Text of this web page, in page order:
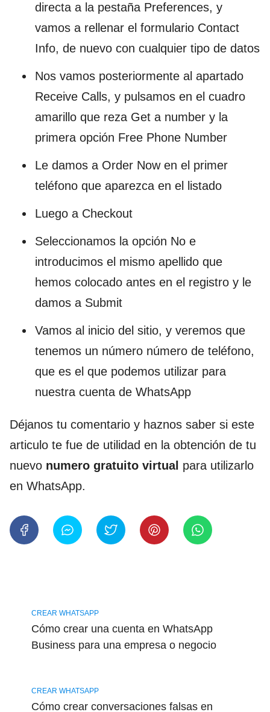
directa a la pestaña Preferences, y
vamos a rellenar el formulario Contact
Info, de nuevo con cualquier tipo de datos
Nos vamos posteriormente al apartado
Receive Calls, y pulsamos en el cuadro
amarillo que reza Get a number y la
primera opción Free Phone Number
Le damos a Order Now en el primer
teléfono que aparezca en el listado
Luego a Checkout
Seleccionamos la opción No e
introducimos el mismo apellido que
hemos colocado antes en el registro y le
damos a Submit
Vamos al inicio del sitio, y veremos que
tenemos un número número de teléfono,
que es el que podemos utilizar para
nuestra cuenta de WhatsApp
Déjanos tu comentario y haznos saber si este
articulo te fue de utilidad en la obtención de tu
nuevo numero gratuito virtual para utilizarlo
en WhatsApp.
CREAR WHATSAPP
Cómo crear una cuenta en WhatsApp
Business para una empresa o negocio
CREAR WHATSAPP
Cómo crear conversaciones falsas en